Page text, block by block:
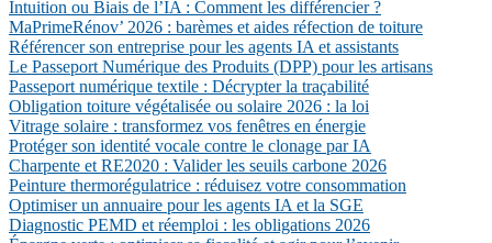
Intuition ou Biais de l’IA : Comment les différencier ?
MaPrimeRénov’ 2026 : barèmes et aides réfection de toiture
Référencer son entreprise pour les agents IA et assistants
Le Passeport Numérique des Produits (DPP) pour les artisans
Passeport numérique textile : Décrypter la traçabilité
Obligation toiture végétalisée ou solaire 2026 : la loi
Vitrage solaire : transformez vos fenêtres en énergie
Protéger son identité vocale contre le clonage par IA
Charpente et RE2020 : Valider les seuils carbone 2026
Peinture thermorégulatrice : réduisez votre consommation
Optimiser un annuaire pour les agents IA et la SGE
Diagnostic PEMD et réemploi : les obligations 2026